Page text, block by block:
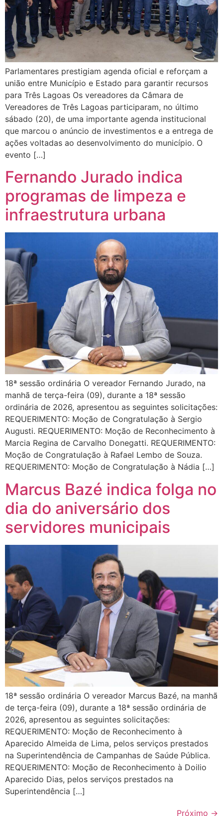
Parlamentares prestigiam agenda oficial e reforçam a
união entre Município e Estado para garantir recursos
para Três Lagoas Os vereadores da Câmara de
Vereadores de Três Lagoas participaram, no último
sábado (20), de uma importante agenda institucional
que marcou o anúncio de investimentos e a entrega de
ações voltadas ao desenvolvimento do município. O
evento […]
Fernando Jurado indica
programas de limpeza e
infraestrutura urbana
18ª sessão ordinária O vereador Fernando Jurado, na
manhã de terça-feira (09), durante a 18ª sessão
ordinária de 2026, apresentou as seguintes solicitações:
REQUERIMENTO: Moção de Congratulação à Sergio
Augusti. REQUERIMENTO: Moção de Reconhecimento à
Marcia Regina de Carvalho Donegatti. REQUERIMENTO:
Moção de Congratulação à Rafael Lembo de Souza.
REQUERIMENTO: Moção de Congratulação à Nádia […]
Marcus Bazé indica folga no
dia do aniversário dos
servidores municipais
18ª sessão ordinária O vereador Marcus Bazé, na manhã
de terça-feira (09), durante a 18ª sessão ordinária de
2026, apresentou as seguintes solicitações:
REQUERIMENTO: Moção de Reconhecimento à
Aparecido Almeida de Lima, pelos serviços prestados
na Superintendência de Campanhas de Saúde Pública.
REQUERIMENTO: Moção de Reconhecimento à Doilio
Aparecido Dias, pelos serviços prestados na
Superintendência […]
Próximo →